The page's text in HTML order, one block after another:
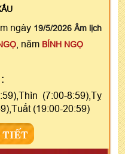
ngày 19/5/2026 Âm lịch
, năm BÍNH NGỌ
(7:00-8:59),Tỵ
(19:00-20:59)
TIẾT